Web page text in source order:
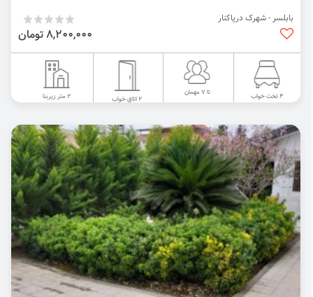
بابلسر - شهرک دریاکنار
8,200,000 تومان
4 تخت خواب تا 7 مهمان
2 اتاق خواب 2 متر زیربنا